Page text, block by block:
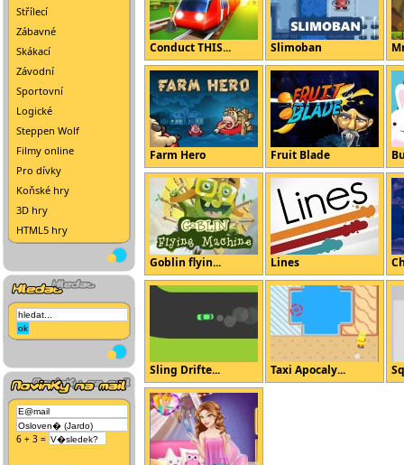
Střílecí
Zábavné
Skákací
Závodní
Sportovní
Logické
Steppen Wolf
Filmy online
Pro dívky
Koňské hry
3D hry
HTML5 hry
6 + 3 =
Conduct THIS... Slimoban
Farm Hero Fruit Blade
Goblin flyin... Lines
Sling Drifte... Taxi Apocaly...